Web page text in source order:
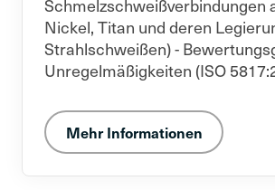
Schmelzschweißverbindungen
Nickel, Titan und deren
Strahlschweißen) -
Unregelmäßigkeiten (ISO
Mehr Informationen